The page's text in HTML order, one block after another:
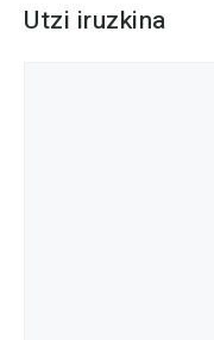
Utzi iruzkina